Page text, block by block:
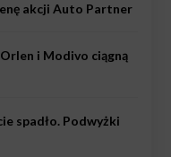
akcji Auto Partner
i Modivo ciągną
spadło. Podwyżki